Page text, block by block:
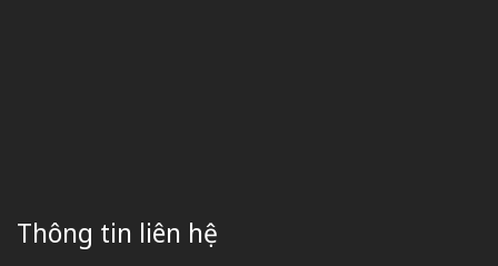
Thông tin liên hệ